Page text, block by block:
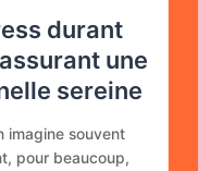
durant
une
sereine
imagine souvent
pour beaucoup,